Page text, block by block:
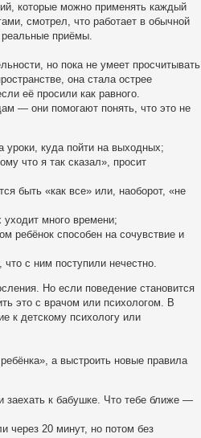
которые можно применять каждый
смотрел, что работает в обычной
приёмы.
но пока не умеет просчитывать
она стала острее
её просили как равного.
— они помогают понять, что это не
уроки, куда пойти на выходных;
что я так сказал», просит
быть «как все» или, наоборот, «не
много времени;
ребёнок способен на сочувствие и
что с ним поступили нечестно.
Но если поведение становится
это с врачом или психологом. В
к детскому психологу или
а выстроить новые правила
заехать к бабушке. Что тебе ближе —
через 20 минут, но потом без